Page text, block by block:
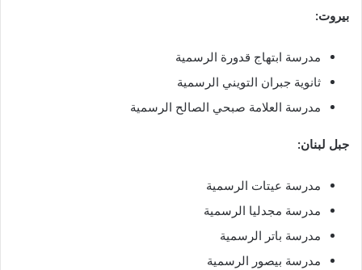
بيروت:
مدرسة ابتهاج قدورة الرسمية
⁠ثانوية جبران التويني الرسمية
⁠مدرسة العلامة صبحي الصالح الرسمية​
جبل لبنان:
مدرسة عيتات الرسمية
مدرسة مجدليا الرسمية
مدرسة باتر الرسمية
مدرسة بيصور الرسمية